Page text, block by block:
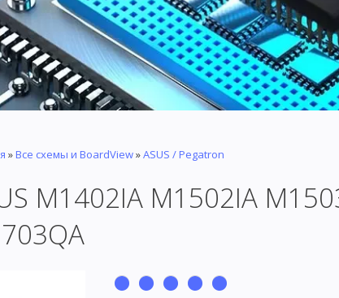
»Все схемы и BoardView»ASUS / Pegatron
M1402IA M1502IA